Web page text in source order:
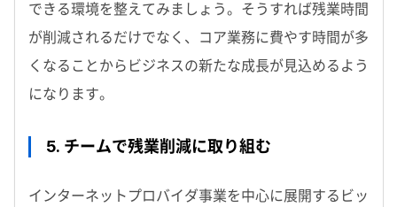
できる環境を整えてみましょう。そうすれば残業時間
が削減されるだけでなく、コア業務に費やす時間が多
くなることからビジネスの新たな成長が見込めるよう
になります。
5. チームで残業削減に取り組む
インターネットプロバイダ事業を中心に展開するビッ